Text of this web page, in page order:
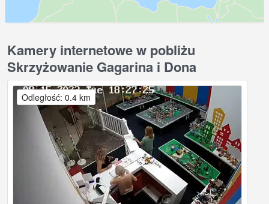
Kamery internetowe w pobliżu
Skrzyżowanie Gagarina i Dona
Odległość: 0.4 km